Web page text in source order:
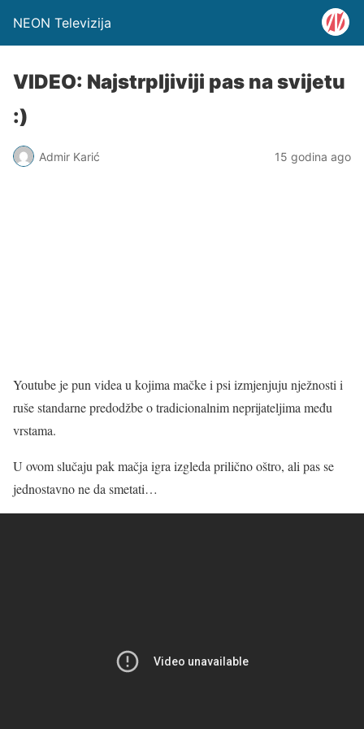
NEON Televizija
VIDEO: Najstrpljiviji pas na svijetu
:)
Admir Karić 15 godina ago
Youtube je pun videa u kojima mačke i psi izmjenjuju nježnosti i
ruše standarne predodžbe o tradicionalnim neprijateljima među
vrstama.
U ovom slučaju pak mačja igra izgleda prilično oštro, ali pas se
jednostavno ne da smetati…